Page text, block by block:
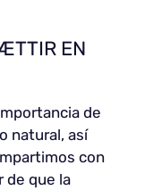
EN
de
natural, así
con
de que la